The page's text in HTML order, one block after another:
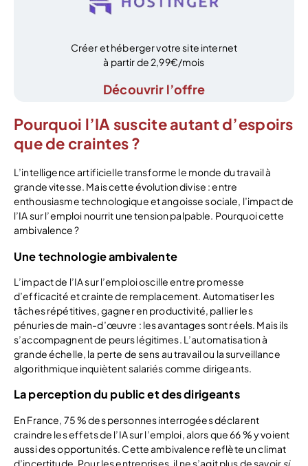
Créer et héberger votre site internet
à partir de 2,99€/mois
Découvrir l’offre
Pourquoi l’IA suscite autant d’espoirs
que de craintes ?
L’intelligence artificielle transforme le monde du travail à
grande vitesse. Mais cette évolution divise : entre
enthousiasme technologique et angoisse sociale, l’impact de
l’IA sur l’emploi nourrit une tension palpable. Pourquoi cette
ambivalence ?
Une technologie ambivalente
L’impact de l’IA sur l’emploi oscille entre promesse
d’efficacité et crainte de remplacement. Automatiser les
tâches répétitives, gagner en productivité, pallier les
pénuries de main-d’œuvre : les avantages sont réels. Mais ils
s’accompagnent de peurs légitimes. L’automatisation à
grande échelle, la perte de sens au travail ou la surveillance
algorithmique inquiètent salariés comme dirigeants.
La perception du public et des dirigeants
En France, 75 % des personnes interrogées déclarent
craindre les effets de l’IA sur l’emploi, alors que 66 % y voient
aussi des opportunités. Cette ambivalence reflète un climat
d’incertitude. Pour les entreprises, il ne s’agit plus de savoirsi